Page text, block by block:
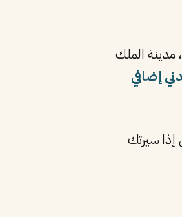
2030 — نيوم، القدية، مدينة الملك
إذا سيرتك